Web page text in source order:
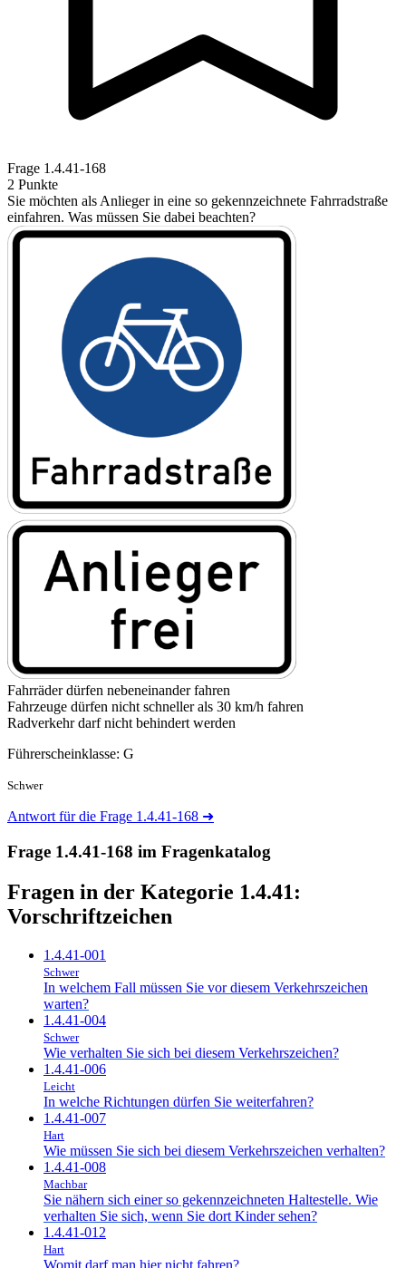
Frage 1.4.41-168
2 Punkte
Sie möchten als Anlieger in eine so gekennzeichnete Fahrradstraße
einfahren. Was müssen Sie dabei beachten?
Fahrräder dürfen nebeneinander fahren
Fahrzeuge dürfen nicht schneller als 30 km/h fahren
Radverkehr darf nicht behindert werden
Führerscheinklasse: G
Schwer
Antwort für die Frage 1.4.41-168 ➜
Frage 1.4.41-168 im Fragenkatalog
Fragen in der Kategorie 1.4.41:
Vorschriftzeichen
1.4.41-001
Schwer
In welchem Fall müssen Sie vor diesem Verkehrszeichen
warten?
1.4.41-004
Schwer
Wie verhalten Sie sich bei diesem Verkehrszeichen?
1.4.41-006
Leicht
In welche Richtungen dürfen Sie weiterfahren?
1.4.41-007
Hart
Wie müssen Sie sich bei diesem Verkehrszeichen verhalten?
1.4.41-008
Machbar
Sie nähern sich einer so gekennzeichneten Haltestelle. Wie
verhalten Sie sich, wenn Sie dort Kinder sehen?
1.4.41-012
Hart
Womit darf man hier nicht fahren?